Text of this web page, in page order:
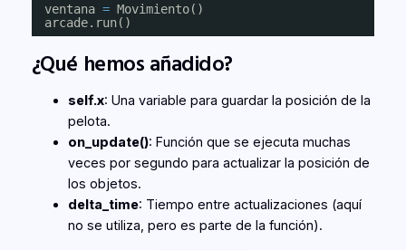
ventana = Movimiento()
arcade.run()
¿Qué hemos añadido?
self.x: Una variable para guardar la posición de la
pelota.
on_update(): Función que se ejecuta muchas
veces por segundo para actualizar la posición de
los objetos.
delta_time: Tiempo entre actualizaciones (aquí
no se utiliza, pero es parte de la función).